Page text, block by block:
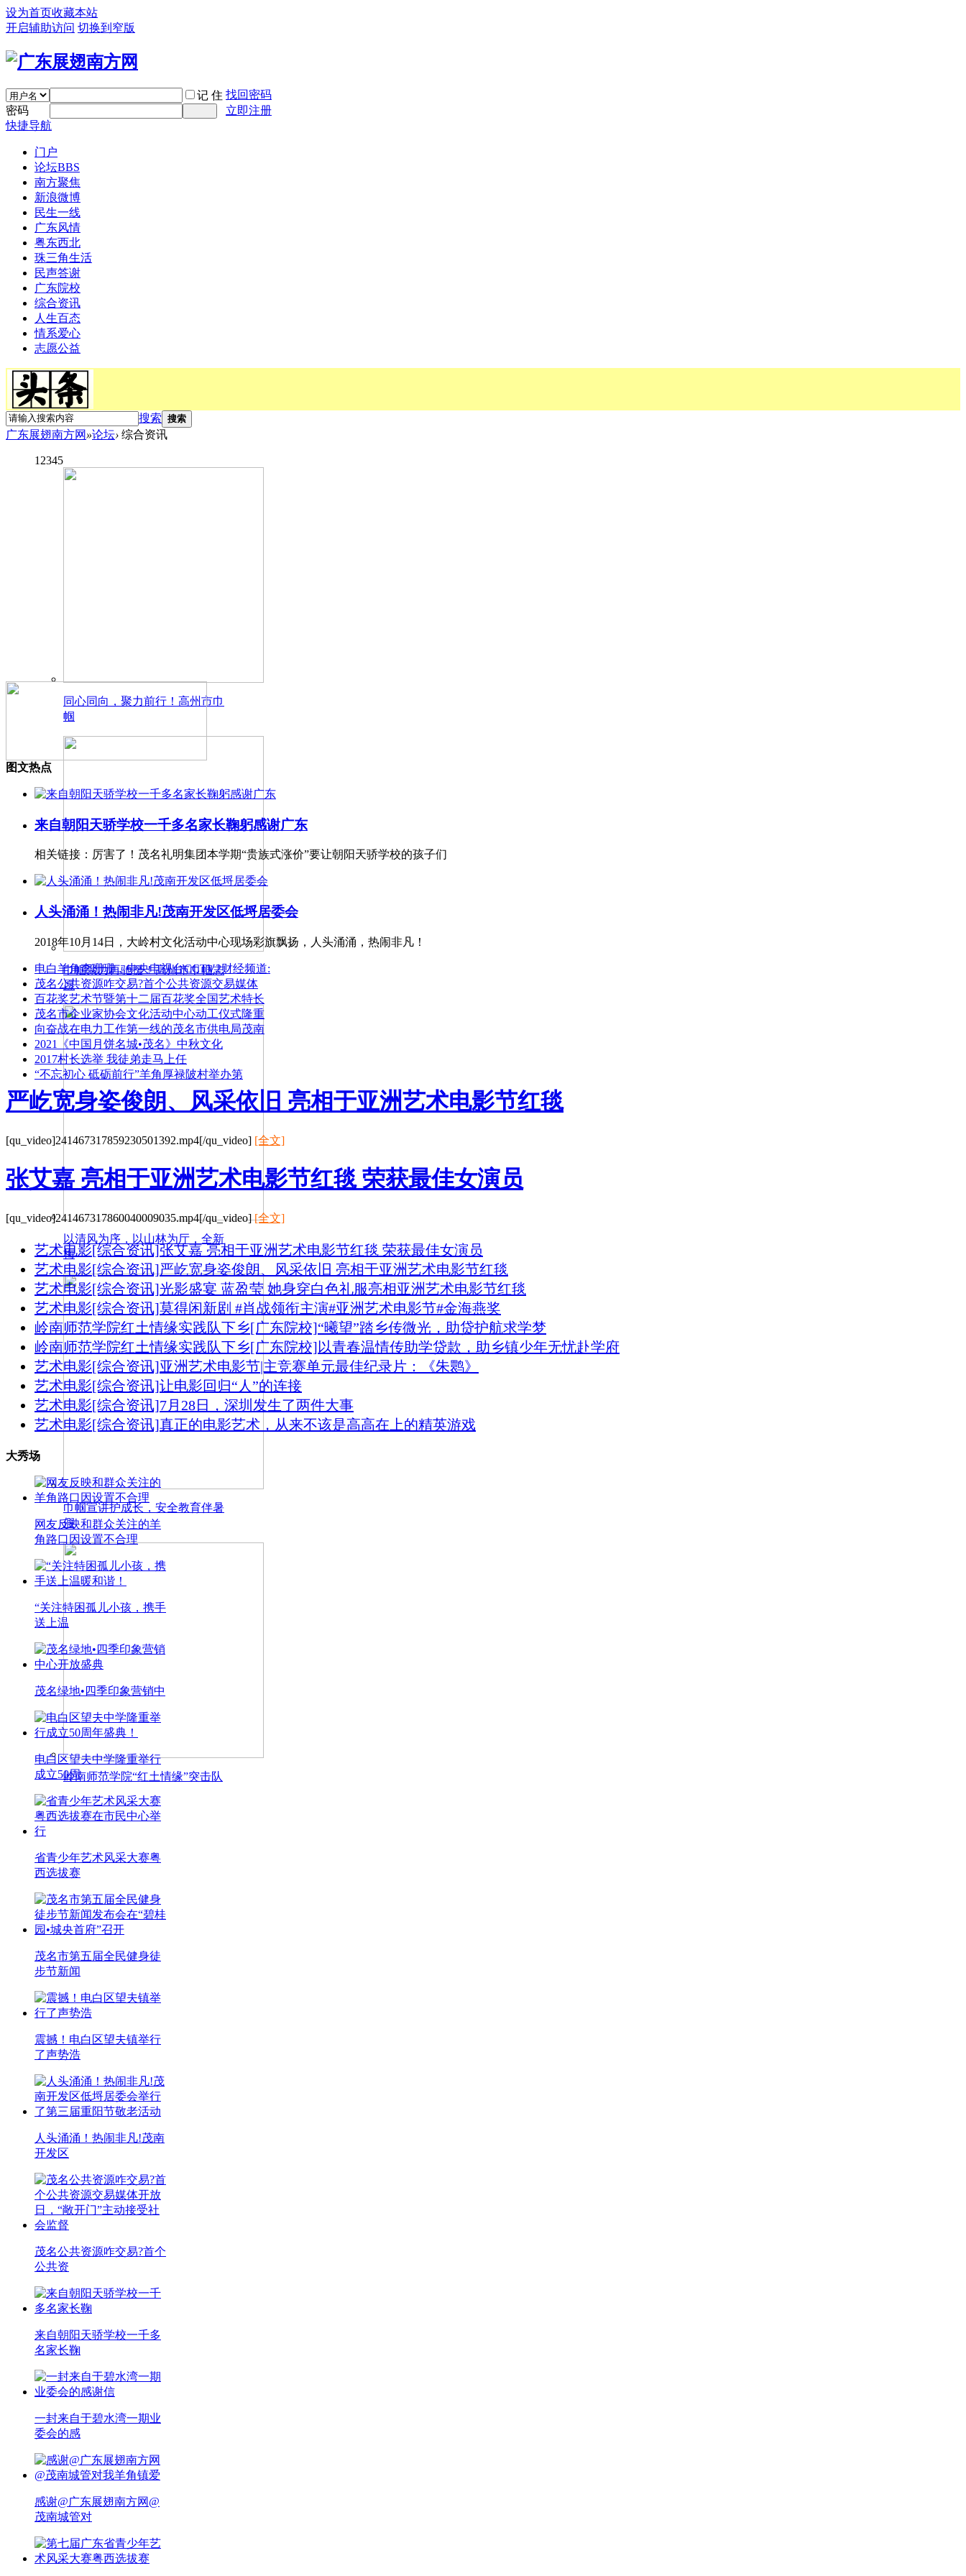
设为首页收藏本站
开启辅助访问 切换到窄版
记 住 找回密码
密码
立即注册
快捷导航
门户
论坛BBS
南方聚焦
新浪微博
民生一线
广东风情
粤东西北
珠三角生活
民声答谢
广东院校
综合资讯
人生百态
情系爱心
志愿公益
搜索 搜索
广东展翅南方网 »论坛› 综合资讯
1 2345
同心同向，聚力前行！高州市巾
帼
巾帼聚力再驰援！高州市巾帼志
愿
以清风为序，以山林为厅，全新
梅
巾帼宣讲护成长，安全教育伴暑
假
岭南师范学院“红土情缘”突击队
图文热点
来自朝阳天骄学校一千多名家长鞠躬感谢广东
相关链接：厉害了！茂名礼明集团本学期“贵族式涨价”要让朝阳天骄学校的孩子们
人头涌涌！热闹非凡!茂南开发区低埒居委会
2018年10月14日，大岭村文化活动中心现场彩旗飘扬，人头涌涌，热闹非凡！
电白羊角李珊珊，中央电视台CCTV2财经频道:
茂名公共资源咋交易?首个公共资源交易媒体
百花奖艺术节暨第十二届百花奖全国艺术特长
茂名市企业家协会文化活动中心动工仪式隆重
向奋战在电力工作第一线的茂名市供电局茂南
2021《中国月饼名城•茂名》中秋文化
2017村长选举 我徒弟走马上任
“不忘初心 砥砺前行”羊角厚禄陂村举办第
严屹宽身姿俊朗、风采依旧 亮相于亚洲艺术电影节红毯
[qu_video]241467317859230501392.mp4[/qu_video] [全文]
张艾嘉 亮相于亚洲艺术电影节红毯 荣获最佳女演员
[qu_video]241467317860040009035.mp4[/qu_video][全文]
艺术电影[综合资讯]张艾嘉 亮相于亚洲艺术电影节红毯 荣获最佳女演员
艺术电影[综合资讯]严屹宽身姿俊朗、风采依旧 亮相于亚洲艺术电影节红毯
艺术电影[综合资讯]光影盛宴 蓝盈莹 她身穿白色礼服亮相亚洲艺术电影节红毯
艺术电影[综合资讯]莫得闲新剧 #肖战领衔主演#亚洲艺术电影节#金海燕奖
岭南师范学院红土情缘实践队下乡[广东院校]“曦望”踏乡传微光，助贷护航求学梦
岭南师范学院红土情缘实践队下乡[广东院校]以青春温情传助学贷款，助乡镇少年无忧赴学府
艺术电影[综合资讯]亚洲艺术电影节|主竞赛单元最佳纪录片：《朱鹮》
艺术电影[综合资讯]让电影回归“人”的连接
艺术电影[综合资讯]7月28日，深圳发生了两件大事
艺术电影[综合资讯]真正的电影艺术，从来不该是高高在上的精英游戏
大秀场
网友反映和群众关注的羊
角路口因设置不合理
“关注特困孤儿小孩，携手
送上温
茂名绿地•四季印象营销中
电白区望夫中学隆重举行
成立50周
省青少年艺术风采大赛粤
西选拔赛
茂名市第五届全民健身徒
步节新闻
震撼！电白区望夫镇举行
了声势浩
人头涌涌！热闹非凡!茂南
开发区
茂名公共资源咋交易?首个
公共资
来自朝阳天骄学校一千多
名家长鞠
一封来自于碧水湾一期业
委会的感
感谢@广东展翅南方网@
茂南城管对